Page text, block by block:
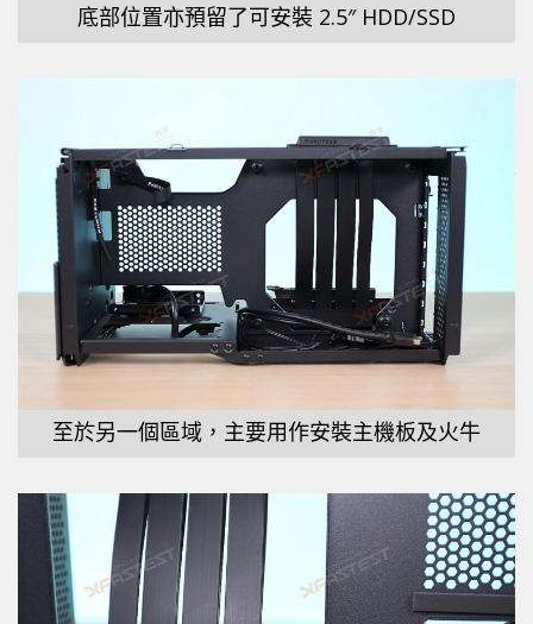
底部位置亦預留了可安裝 2.5″ HDD/SSD
至於另一個區域，主要用作安裝主機板及火牛